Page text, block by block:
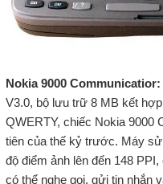
Nokia 9000 Communicatior:
V3.0, bộ lưu trữ 8 MB kết
QWERTY, chiếc Nokia 9000
tiên của thế kỷ trước. Máy
độ điểm ảnh lên đến 148
có thể nghe gọi, gửi tin nhắn